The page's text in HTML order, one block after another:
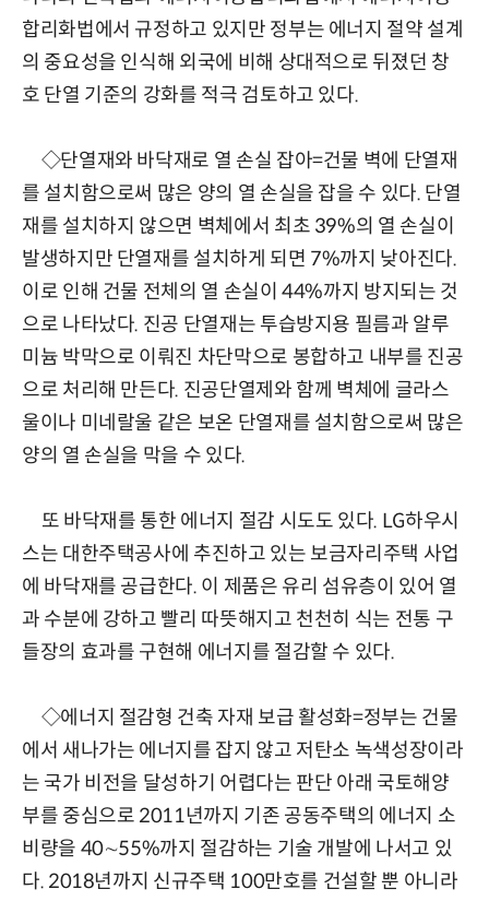
합리화법에서 규정하고 있지만 정부는 에너지 절약 설계
의 중요성을 인식해 외국에 비해 상대적으로 뒤졌던 창
호 단열 기준의 강화를 적극 검토하고 있다.
◇단열재와 바닥재로 열 손실 잡아=건물 벽에 단열재
를 설치함으로써 많은 양의 열 손실을 잡을 수 있다. 단열
재를 설치하지 않으면 벽체에서 최초 39%의 열 손실이
발생하지만 단열재를 설치하게 되면 7%까지 낮아진다.
이로 인해 건물 전체의 열 손실이 44%까지 방지되는 것
으로 나타났다. 진공 단열재는 투습방지용 필름과 알루
미늄 박막으로 이뤄진 차단막으로 봉합하고 내부를 진공
으로 처리해 만든다. 진공단열제와 함께 벽체에 글라스
울이나 미네랄울 같은 보온 단열재를 설치함으로써 많은
양의 열 손실을 막을 수 있다.
또 바닥재를 통한 에너지 절감 시도도 있다. LG하우시
스는 대한주택공사에 추진하고 있는 보금자리주택 사업
에 바닥재를 공급한다. 이 제품은 유리 섬유층이 있어 열
과 수분에 강하고 빨리 따뜻해지고 천천히 식는 전통 구
들장의 효과를 구현해 에너지를 절감할 수 있다.
◇에너지 절감형 건축 자재 보급 활성화=정부는 건물
에서 새나가는 에너지를 잡지 않고 저탄소 녹색성장이라
는 국가 비전을 달성하기 어렵다는 판단 아래 국토해양
부를 중심으로 2011년까지 기존 공동주택의 에너지 소
비량을 40∼55%까지 절감하는 기술 개발에 나서고 있
다. 2018년까지 신규주택 100만호를 건설할 뿐 아니라